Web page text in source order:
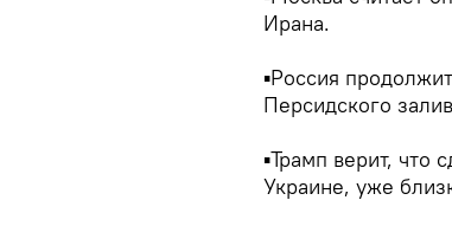
Ирана.
▪Россия
Персидского
▪Трамп верит, что
Украине, уже